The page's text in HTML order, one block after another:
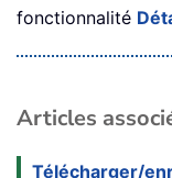
fonctionnalité
Articles
Télécharger/